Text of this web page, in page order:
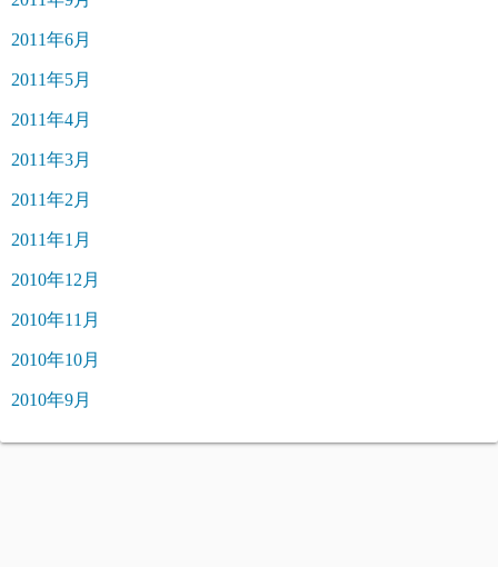
2011年6月
2011年5月
2011年4月
2011年3月
2011年2月
2011年1月
2010年12月
2010年11月
2010年10月
2010年9月